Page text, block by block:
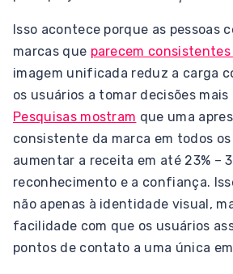
Isso acontece porque as pessoas
marcas que parecem
imagem unificada reduz a carga
os usuários a tomar decisões
Pesquisas mostram que uma
consistente da marca em todos
aumentar a receita em até 23% –
reconhecimento e a confiança.
não apenas à identidade visual,
facilidade com que os usuários
pontos de contato a uma única